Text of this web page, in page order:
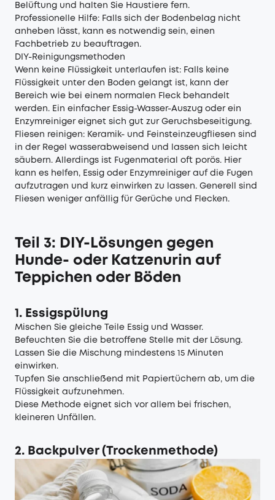
Belüftung und halten Sie Haustiere fern.
Professionelle Hilfe: Falls sich der Bodenbelag nicht
anheben lässt, kann es notwendig sein, einen
Fachbetrieb zu beauftragen.
DIY-Reinigungsmethoden
Wenn keine Flüssigkeit unterlaufen ist: Falls keine
Flüssigkeit unter den Boden gelangt ist, kann der
Bereich wie bei einem normalen Fleck behandelt
werden. Ein einfacher Essig-Wasser-Auszug oder ein
Enzymreiniger eignet sich gut zur Geruchsbeseitigung.
Fliesen reinigen: Keramik- und Feinsteinzeugfliesen sind
in der Regel wasserabweisend und lassen sich leicht
säubern. Allerdings ist Fugenmaterial oft porös. Hier
kann es helfen, Essig oder Enzymreiniger auf die Fugen
aufzutragen und kurz einwirken zu lassen. Generell sind
Fliesen weniger anfällig für Gerüche und Flecken.
Teil 3: DIY-Lösungen gegen
Hunde- oder Katzenurin auf
Teppichen oder Böden
1. Essigspülung
Mischen Sie gleiche Teile Essig und Wasser.
Befeuchten Sie die betroffene Stelle mit der Lösung.
Lassen Sie die Mischung mindestens 15 Minuten
einwirken.
Tupfen Sie anschließend mit Papiertüchern ab, um die
Flüssigkeit aufzunehmen.
Diese Methode eignet sich vor allem bei frischen,
kleineren Unfällen.
2. Backpulver (Trockenmethode)